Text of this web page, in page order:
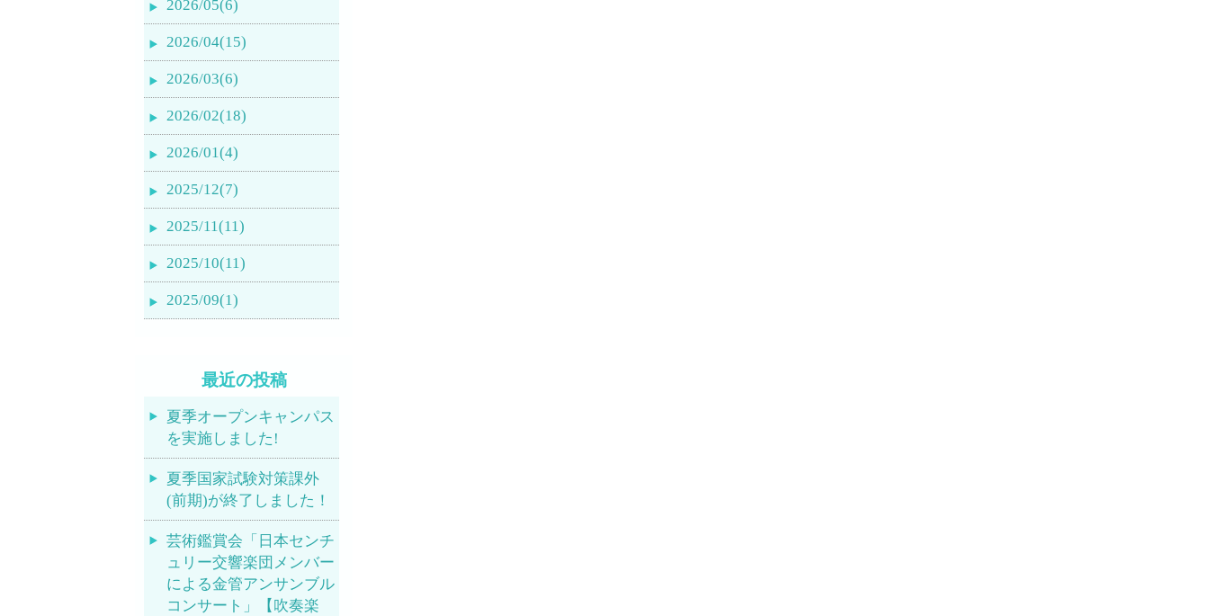
2026/05(6)
2026/04(15)
2026/03(6)
2026/02(18)
2026/01(4)
2025/12(7)
2025/11(11)
2025/10(11)
2025/09(1)
最近の投稿
夏季オープンキャンパス
を実施しました!
夏季国家試験対策課外
(前期)が終了しました！
芸術鑑賞会「日本センチ
ュリー交響楽団メンバー
による金管アンサンブル
コンサート」【吹奏楽